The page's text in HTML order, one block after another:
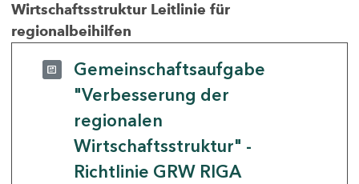
Wirtschaftsstruktur Leitlinie für
regionalbeihilfen
Gemeinschaftsaufgabe
"Verbesserung der
regionalen
Wirtschaftsstruktur" -
Richtlinie GRW RIGA